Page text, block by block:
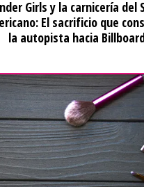
Girls y la carnicería del
El sacrificio que
la autopista hacia